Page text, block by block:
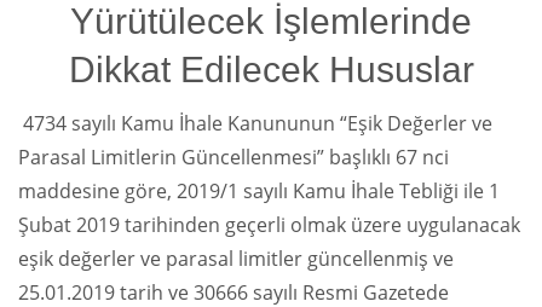
Yürütülecek İşlemlerinde
Dikkat Edilecek Hususlar
4734 sayılı Kamu İhale Kanununun “Eşik Değerler ve
Parasal Limitlerin Güncellenmesi” başlıklı 67 nci
maddesine göre, 2019/1 sayılı Kamu İhale Tebliği ile 1
Şubat 2019 tarihinden geçerli olmak üzere uygulanacak
eşik değerler ve parasal limitler güncellenmiş ve
25.01.2019 tarih ve 30666 sayılı Resmi Gazetede